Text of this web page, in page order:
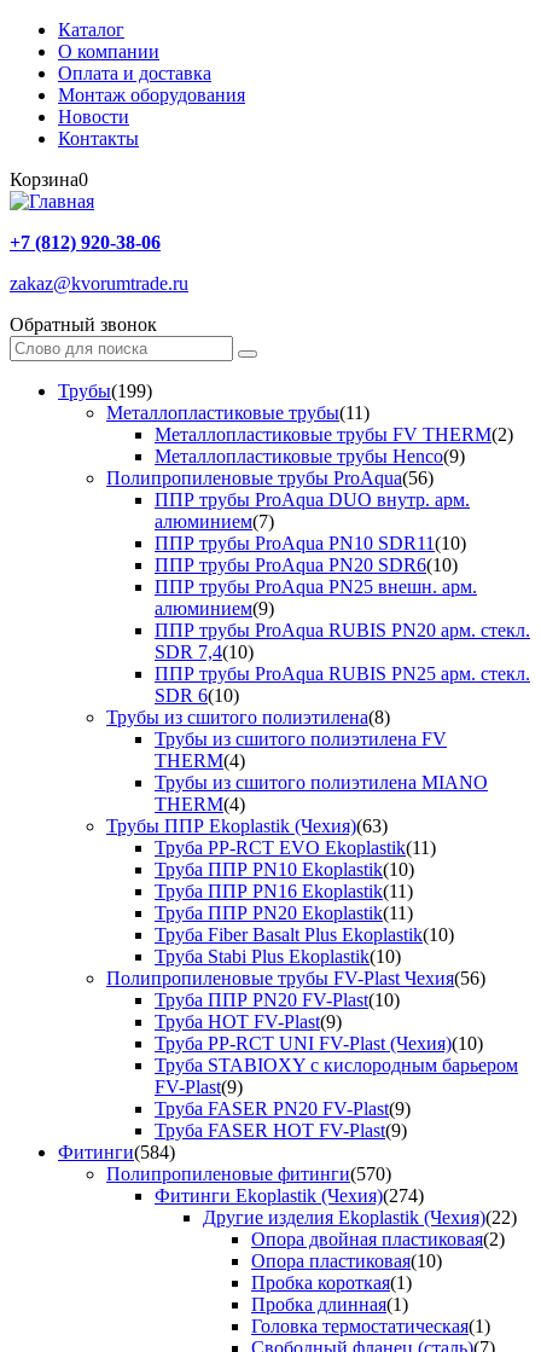
Каталог
О компании
Оплата и доставка
Монтаж оборудования
Новости
Контакты
Корзина0
+7 (812) 920-38-06
zakaz@kvorumtrade.ru
Обратный звонок
Трубы(199)
Металлопластиковые трубы(11)
Металлопластиковые трубы FV THERM(2)
Металлопластиковые трубы Henco(9)
Полипропиленовые трубы ProAqua(56)
ППР трубы ProAqua DUO внутр. арм.
алюминием(7)
ППР трубы ProAqua PN10 SDR11(10)
ППР трубы ProAqua PN20 SDR6(10)
ППР трубы ProAqua PN25 внешн. арм.
алюминием(9)
ППР трубы ProAqua RUBIS PN20 арм. стекл.
SDR 7,4(10)
ППР трубы ProAqua RUBIS PN25 арм. стекл.
SDR 6(10)
Трубы из сшитого полиэтилена(8)
Трубы из сшитого полиэтилена FV
THERM(4)
Трубы из сшитого полиэтилена MIANO
THERM(4)
Трубы ППР Ekoplastik (Чехия)(63)
Труба PP-RCT EVO Ekoplastik(11)
Труба ППР PN10 Ekoplastik(10)
Труба ППР PN16 Ekoplastik(11)
Труба ППР PN20 Ekoplastik(11)
Труба Fiber Basalt Plus Ekoplastik(10)
Труба Stabi Plus Ekoplastik(10)
Полипропиленовые трубы FV-Plast Чехия(56)
Труба ППР PN20 FV-Plast(10)
Труба HOT FV-Plast(9)
Труба PP-RCT UNI FV-Plast (Чехия)(10)
Труба STABIOXY с кислородным барьером
FV-Plast(9)
Труба FASER PN20 FV-Plast(9)
Труба FASER HOT FV-Plast(9)
Фитинги(584)
Полипропиленовые фитинги(570)
Фитинги Ekoplastik (Чехия)(274)
Другие изделия Ekoplastik (Чехия)(22)
Опора двойная пластиковая(2)
Опора пластиковая(10)
Пробка короткая(1)
Пробка длинная(1)
Головка термостатическая(1)
Свободный фланец (сталь)(7)